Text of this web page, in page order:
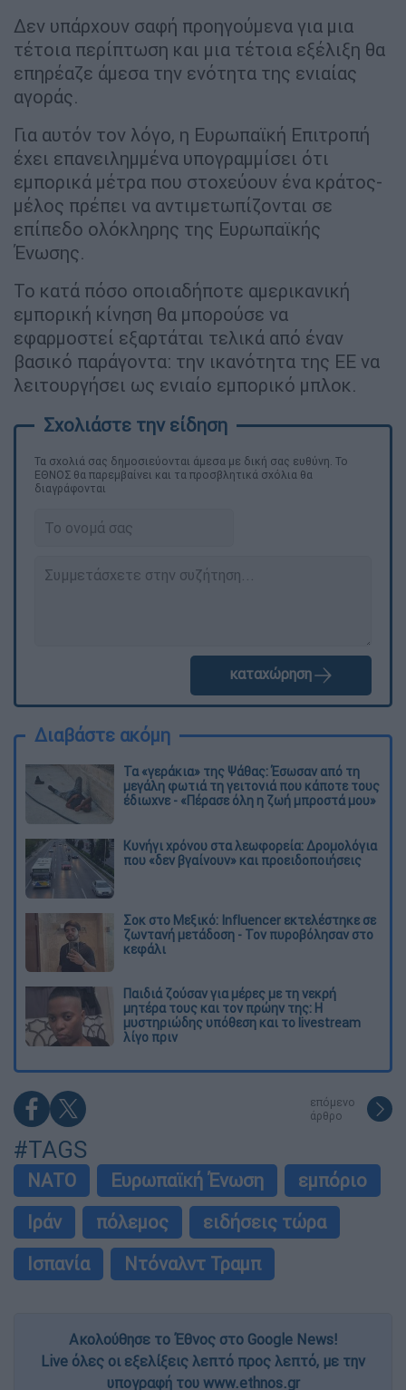
Δεν υπάρχουν σαφή προηγούμενα για μια
τέτοια περίπτωση και μια τέτοια εξέλιξη θα
επηρέαζε άμεσα την ενότητα της ενιαίας
αγοράς.
Για αυτόν τον λόγο, η Ευρωπαϊκή Επιτροπή
έχει επανειλημμένα υπογραμμίσει ότι
εμπορικά μέτρα που στοχεύουν ένα κράτος-
μέλος πρέπει να αντιμετωπίζονται σε
επίπεδο ολόκληρης της Ευρωπαϊκής
Ένωσης.
Το κατά πόσο οποιαδήποτε αμερικανική
εμπορική κίνηση θα μπορούσε να
εφαρμοστεί εξαρτάται τελικά από έναν
βασικό παράγοντα: την ικανότητα της ΕΕ να
λειτουργήσει ως ενιαίο εμπορικό μπλοκ.
Τα σχολιά σας δημοσιεύονται άμεσα με δική σας ευθύνη. Το
ΕΘΝΟΣ θα παρεμβαίνει και τα προσβλητικά σχόλια θα
διαγράφονται
καταχώρηση
Διαβάστε ακόμη
Τα «γεράκια» της Ψάθας: Έσωσαν από τη
μεγάλη φωτιά τη γειτονιά που κάποτε τους
έδιωχνε - «Πέρασε όλη η ζωή μπροστά μου»
Κυνήγι χρόνου στα λεωφορεία: Δρομολόγια
που «δεν βγαίνουν» και προειδοποιήσεις
Σοκ στο Μεξικό: Influencer εκτελέστηκε σε
ζωντανή μετάδοση - Τον πυροβόλησαν στο
κεφάλι
Παιδιά ζούσαν για μέρες με τη νεκρή
μητέρα τους και τον πρώην της: Η
μυστηριώδης υπόθεση και το livestream
λίγο πριν
επόμενο
άρθρο
#TAGS
ΝΑΤΟ Ευρωπαϊκή Ένωση
εμπόριο
Ιράν
πόλεμος
ειδήσεις τώρα
Ισπανία
Ντόναλντ Τραμπ
Ακολούθησε το Έθνος στο Google News!
Live όλες οι εξελίξεις λεπτό προς λεπτό, με την
υπογραφή του www.ethnos.gr